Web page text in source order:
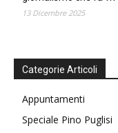
13 Dicembre 2025
Categorie Articoli
Appuntamenti
Speciale Pino Puglisi